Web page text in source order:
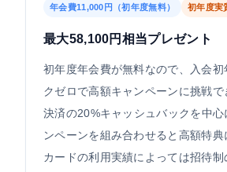
年会費11,000円（初年度無料） 初年度実
最大58,100円相当プレゼント
初年度年会費が無料なので、入会初
クゼロで高額キャンペーンに挑戦
決済の20%キャッシュバックを中心
ンペーンを組み合わせると高額特典
カードの利用実績によっては招待